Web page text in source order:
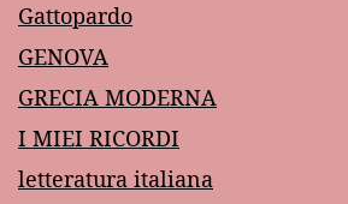
Gattopardo
GENOVA
GRECIA MODERNA
I MIEI RICORDI
letteratura italiana